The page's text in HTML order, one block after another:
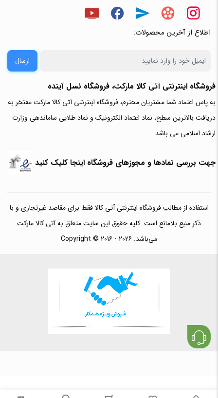
اطلاع از آخرین محصولات:
ارسال
فروشگاه اینترنتی آتی‌ کالا مارکت، فروشگاه نسل آینده
به پاس اعتماد شما مشتریان محترم، فروشگاه اینترنتی آتی کالا مارکت مفتخر به
دریافت بالاترین سطح، نماد اعتماد الکترونیک و نماد طلایی ساماندهی وزارت
ارشاد اسلامی می باشد.
جهت بررسی نمادها و مجوزهای فروشگاه اینجا کلیک کنید
استفاده از مطالب فروشگاه اینترنتی آتی کالا فقط برای مقاصد غیرتجاری و با
ذکر منبع بلامانع است. کلیه حقوق این سایت متعلق به آتی کالا مارکت
می‌باشد. Copyright © 2016 - 2026